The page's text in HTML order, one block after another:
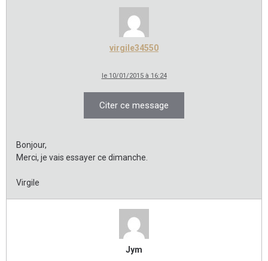
virgile34550
le 10/01/2015 à 16:24
Citer ce message
Bonjour,
Merci, je vais essayer ce dimanche.
Virgile
Jym